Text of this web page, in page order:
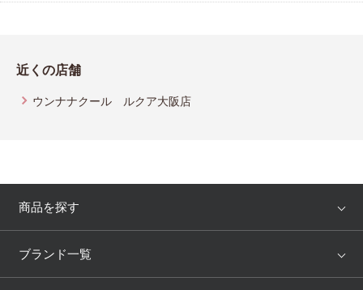
近くの店舗
ウンナナクール ルクア大阪店
商品を探す
アイテム
ブランド一覧